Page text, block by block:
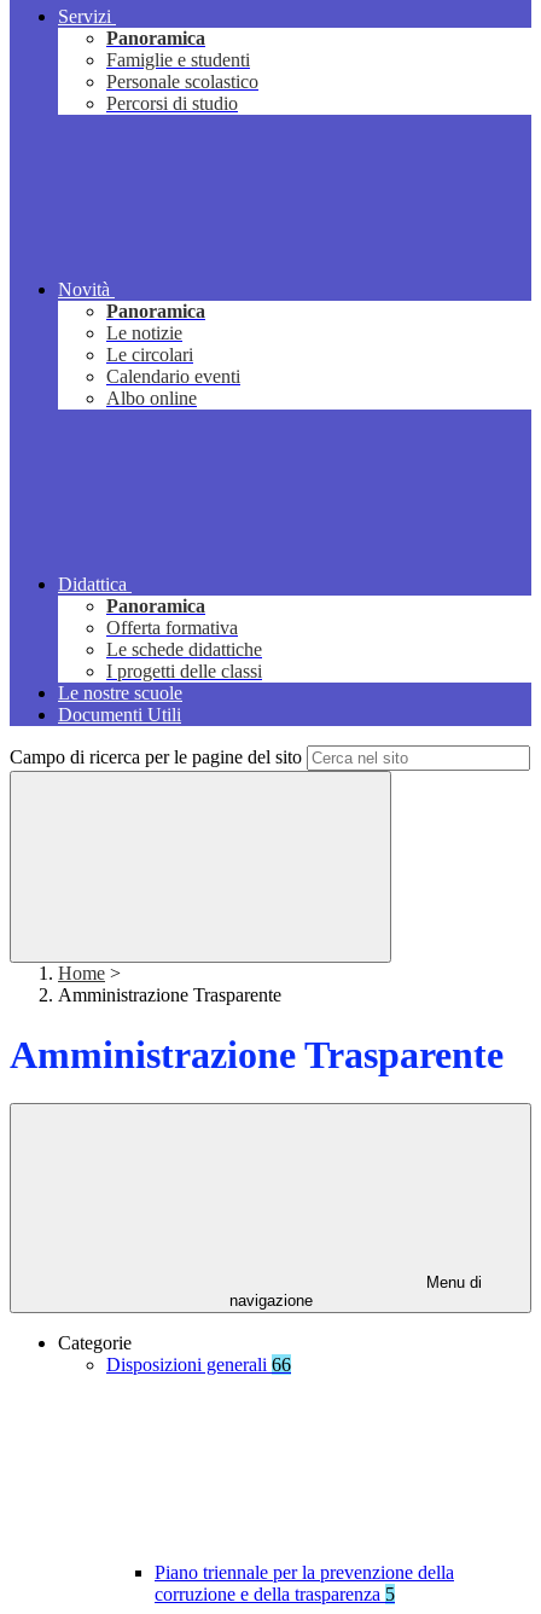
Servizi
Panoramica
Famiglie e studenti
Personale scolastico
Percorsi di studio
Novità
Panoramica
Le notizie
Le circolari
Calendario eventi
Albo online
Didattica
Panoramica
Offerta formativa
Le schede didattiche
I progetti delle classi
Le nostre scuole
Documenti Utili
Campo di ricerca per le pagine del sito
Home >
Amministrazione Trasparente
Amministrazione Trasparente
Menu di
navigazione
Categorie
Disposizioni generali 66
Piano triennale per la prevenzione della
corruzione e della trasparenza 5